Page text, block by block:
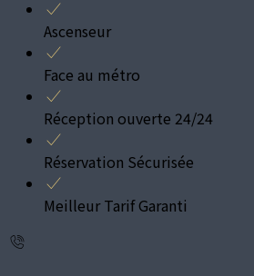
Ascenseur
Face au métro
Réception ouverte 24/24
Réservation Sécurisée
Meilleur Tarif Garanti